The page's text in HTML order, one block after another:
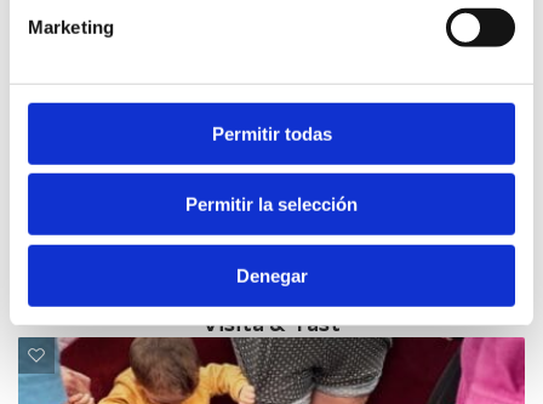
Marketing
Permitir todas
Permitir la selección
Denegar
L’ALCALATÉN
Visita & Tast